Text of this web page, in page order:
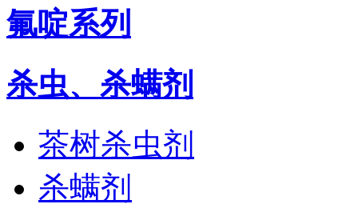
氟啶系列
杀虫、杀螨剂
茶树杀虫剂
杀螨剂